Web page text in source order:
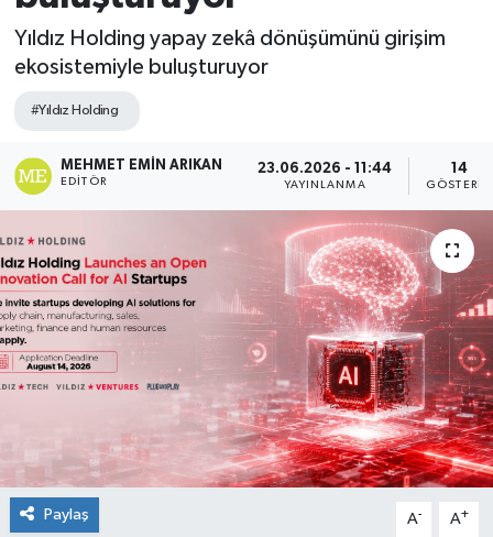
Yıldız Holding yapay zekâ dönüşümünü girişim
ekosistemiyle buluşturuyor
#Yıldız Holding
MEHMET EMIN ARIKAN
EDITÖR
23.06.2026 - 11:44
YAYINLANMA
14
GÖSTERIM
Paylaş A- A+